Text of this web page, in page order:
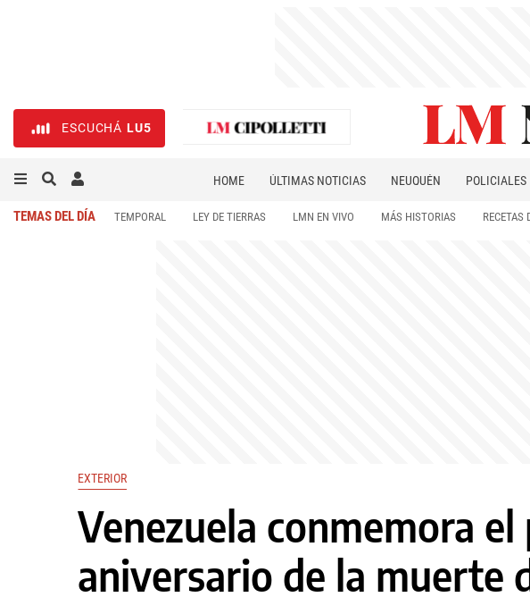
ESCUCHÁ LU5
HOME ÚLTIMAS NOTICIAS NEUQUÉN POLICIALES
TEMAS DEL DÍA TEMPORAL LEY DE TIERRAS LMN EN VIVO MÁS HISTORIAS RECETAS
EXTERIOR
Venezuela conmemora
aniversario de la muerte